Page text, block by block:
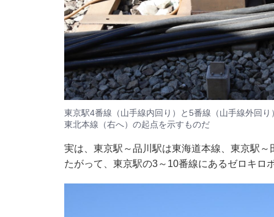
東京駅4番線（山手線内回り）と5番線（山手線外回
東北本線（右へ）の起点を示すものだ
実は、東京駅～品川駅は東海道本線、東京駅
たがって、東京駅の3～10番線にあるゼロキロ